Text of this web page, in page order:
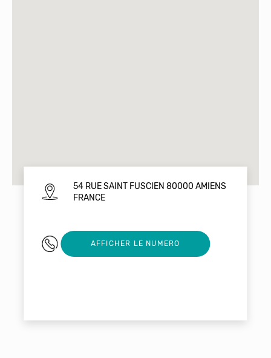
54 RUE SAINT FUSCIEN 80000 AMIENS
FRANCE
0322712260
AFFICHER LE NUMERO